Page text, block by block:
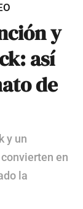
y
así
de
y un
en
la